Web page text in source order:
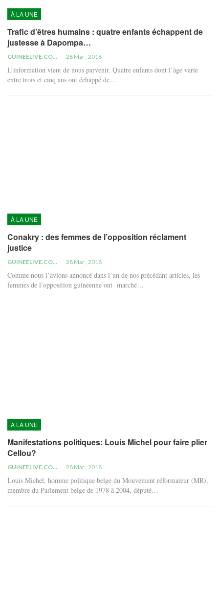
À LA UNE
Trafic d’êtres humains : quatre enfants échappent de
justesse à Dapompa…
GUINEELIVE.COM 28 Mar , 2018
L’information vient de nous parvenir. Quatre enfants dont l’âge varie
entre trois et cinq ans ont échappé de…
À LA UNE
Conakry : des femmes de l’opposition réclament
justice
GUINEELIVE.COM 28 Mar , 2018
Comme nous l’avions annoncé dans l’un de nos précédant articles, les
femmes de l’opposition guinéenne ont marché…
À LA UNE
Manifestations politiques: Louis Michel pour faire plier
Cellou?
GUINEELIVE.COM 28 Mar , 2018
Louis Michel, homme politique belge du Mouvement réformateur (MR),
membre du Parlement belge de 1978 à 2004, député…